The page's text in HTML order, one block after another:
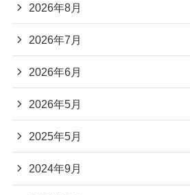
2026年8月
2026年7月
2026年6月
2026年5月
2025年5月
2024年9月